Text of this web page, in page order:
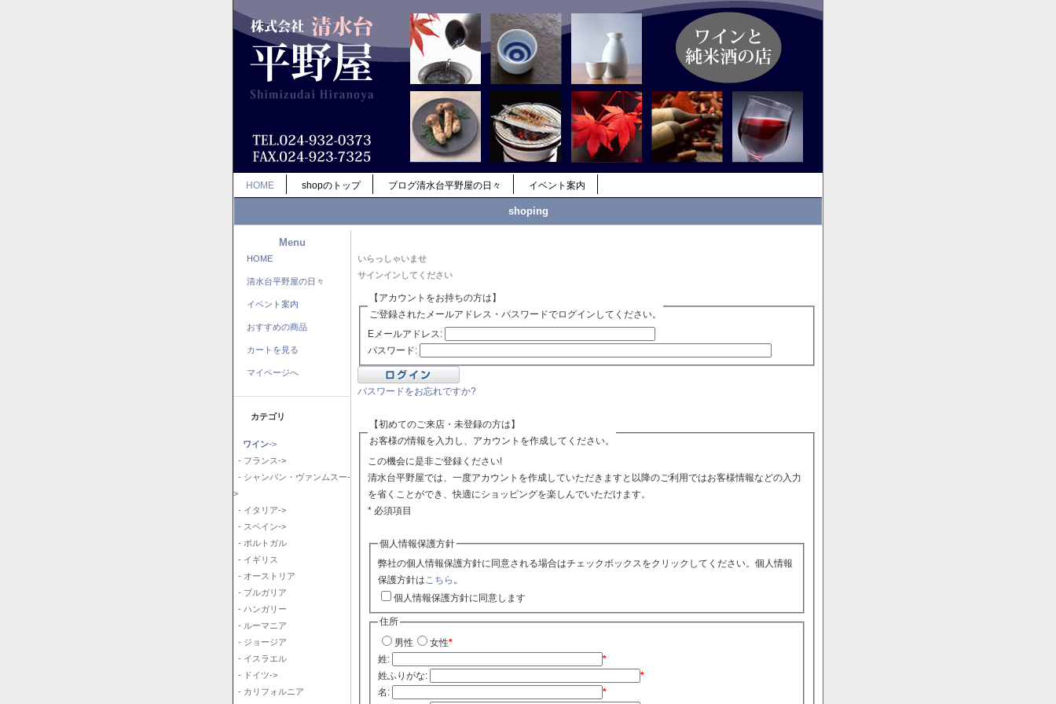
HOME shopのトップ ブログ清水台平野屋の日々 イベント案内
shoping
Menu
HOME
清水台平野屋の日々
イベント案内
おすすめの商品
カートを見る
マイページへ
カテゴリ
ワイン->
- フランス->
- シャンパン・ヴァンムスー-
>
- イタリア->
- スペイン->
- ポルトガル
- イギリス
- オーストリア
- ブルガリア
- ハンガリー
- ルーマニア
- ジョージア
- イスラエル
- ドイツ->
- カリフォルニア
いらっしゃいませ
サインインしてください
【アカウントをお持ちの方は】
ご登録されたメールアドレス・パスワードでログインしてください。
Eメールアドレス:
パスワード:
パスワードをお忘れですか?
【初めてのご来店・未登録の方は】
お客様の情報を入力し、アカウントを作成してください。
この機会に是非ご登録ください!
清水台平野屋では、一度アカウントを作成していただきますと以降のご利用ではお客様情報などの入力
を省くことができ、快適にショッピングを楽しんでいただけます。
* 必須項目
個人情報保護方針
弊社の個人情報保護方針に同意される場合はチェックボックスをクリックしてください。個人情報
保護方針は こちら 。
個人情報保護方針に同意します
住所
男性
女性*
姓:
*
姓ふりがな:
*
名:
*